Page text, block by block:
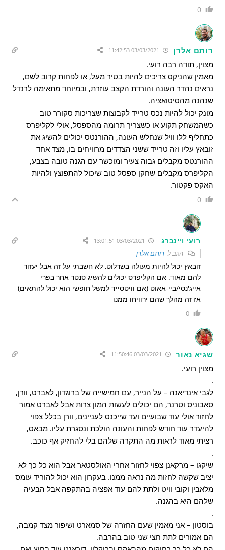
0
רותם אלרן
מצוין, תודה רבה רועי.
מאמין שהניקס צריכים להיות בטיר מעל, או לפחות קרוב לשם,
נראים נהדר העונה והורדת הקצב עוזרת, ובמיוחד מתאימה לרנדל
שנהנה מהסיטואציה.
מונק יכול להיות נכס טרייד לקבוצות שצריכות סקורר טוב
כשהמשחק תקוע או כשצריך תרומה מהספסל, אולי לקליפרס
כתחליף ללו וויל שנחלש העונה, ההורנטס יכולים להשיג את
זובאץ עליו וזה טרייד ששני הצדדים מרוויחים בו, מצד אחד
ההורנטס מקבלים גבוה צעיר ומוכשר עם הגנה טובה בצבע,
הקליפרס מקבלים שחקן ספסל טוב שיכול להתפוצץ ולהיות
האקס פקטור.
0
רועי ויינברג
הגב לרותם אלרן
זובאץ יכול להיות מעולה בשרלוט, לא חשבתי על זה אבל יעזור
להם מאוד. אם הקליפרס יכולים להשיג סנטר אחר בפרי
אייג'נסי/ביי-אאוט (אם וויטסייד למשל חופשי הוא יכול להתאים)
אז זה מהלך שהם ירוויחו ממנו
0
שגיא נאור
מצוין רועי.
.
לגבי אינדיאנה – על הנייר, עם חמישייה של ברוגדון, לאברט, וורן,
סאבוניס וטרנר, הם יכולים לעשות המון צרות אבל לאברט אמור
לחזור אולי עוד שבועיים ועד שייכנס לעניינים, וורן בכלל צפוי
להיעדר עוד חודש לפחות והעונה הולכת ונסגרת עליו. מבאס,
רציתי מאוד לראות מה התקרה שלהם בלי להחזיק אף כוכב.
.
שיקגו – מרקאנן צפוי לחזור אחרי האולסטאר אבל הוא כל כך לא
יציב שקשה לחזות מה נראה ממנו. בעקרון הוא יכול להוריד עומס
מלאבין וקובי וויט ולתת להם עוד אפציה בהתקפה אבל הבעיה
שלהם היא בהגנה.
.
בוסטון – אני מאמין שעם החזרה של סמארט ושיפור מצד קמבה,
הם אמורים לתת חצי שני טוב בהרבה.